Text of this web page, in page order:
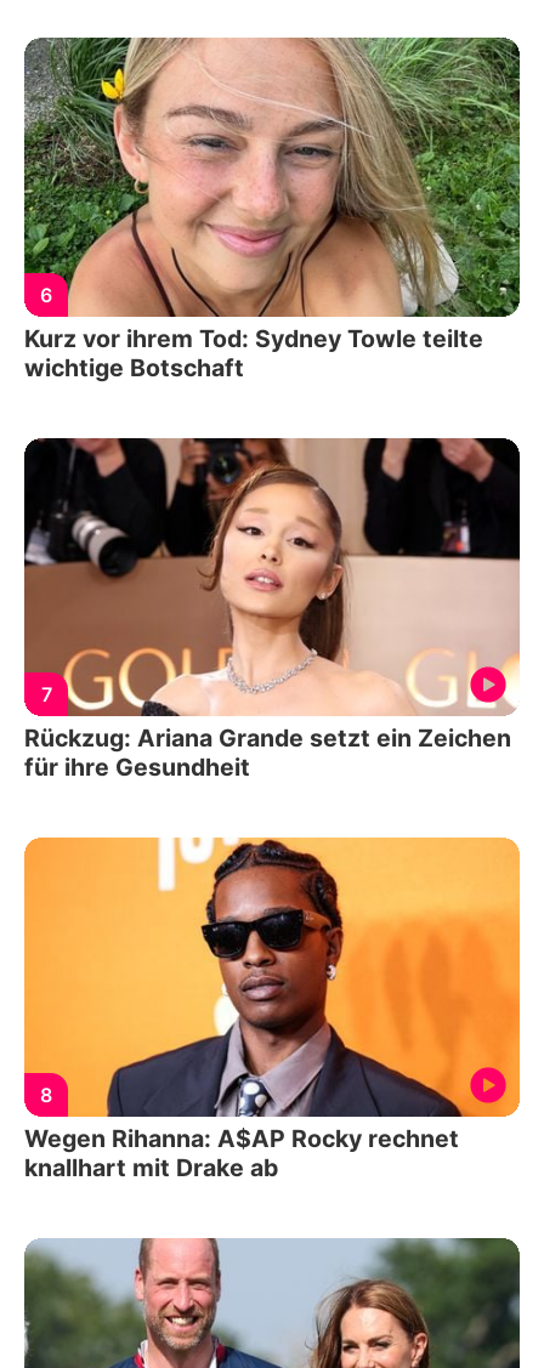
6
Kurz vor ihrem Tod: Sydney Towle teilte
wichtige Botschaft
7
Rückzug: Ariana Grande setzt ein Zeichen
für ihre Gesundheit
8
Wegen Rihanna: A$AP Rocky rechnet
knallhart mit Drake ab